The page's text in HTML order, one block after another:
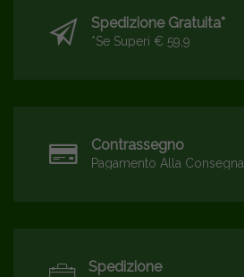
Spedizione Gratuita*
*se Superi € 59,9
Contrassegno
Pagamento Alla Consegna
Spedizione